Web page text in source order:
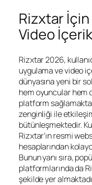
Rizxtar
Video
Rizxtar 2026,
uygulama ve video
dünyasına yeni bir
hem oyuncular hem
platform
zenginliği ile
bütünleşmektedir.
Rizxtar’ın resmi
hesaplarından
Bunun yanı sıra,
platformlarında da
şekilde yer